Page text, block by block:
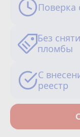
Аршин
Вопрос-ответ
Поверка
Без
пломбы
С
реестр